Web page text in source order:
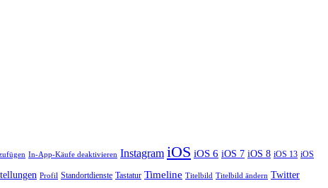
In-App-Käufe deaktivieren Instagram iOS iOS 6 iOS 7 iOS 8 iOS 13 iOS
Profil Standortdienste Tastatur Timeline Titelbild Titelbild ändern Twitter